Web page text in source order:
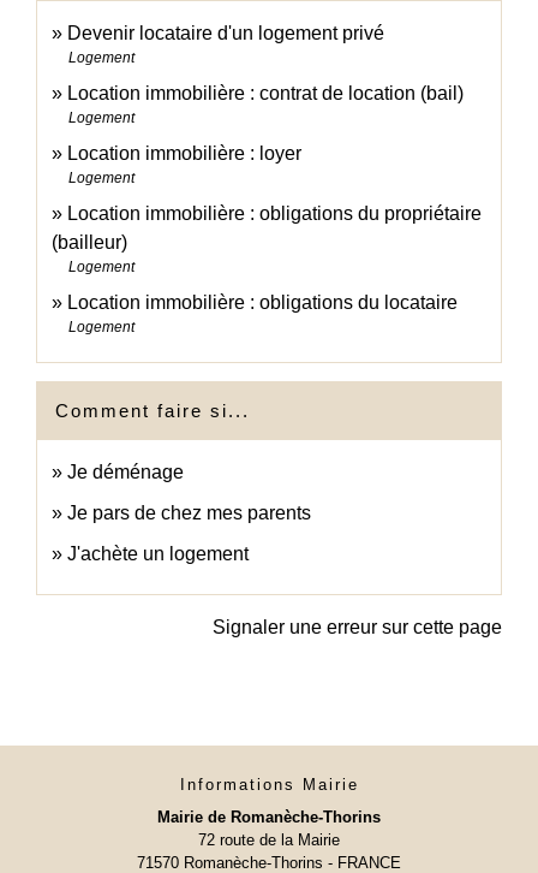
Devenir locataire d'un logement privé
Logement
Location immobilière : contrat de location (bail)
Logement
Location immobilière : loyer
Logement
Location immobilière : obligations du propriétaire
(bailleur)
Logement
Location immobilière : obligations du locataire
Logement
Comment faire si...
Je déménage
Je pars de chez mes parents
J'achète un logement
Signaler une erreur sur cette page
Informations Mairie
Mairie de Romanèche-Thorins
72 route de la Mairie
71570 Romanèche-Thorins - FRANCE